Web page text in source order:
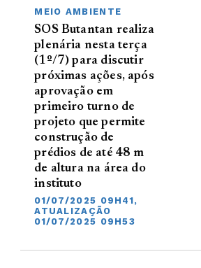
MEIO AMBIENTE
SOS Butantan realiza
plenária nesta terça
(1º/7) para discutir
próximas ações, após
aprovação em
primeiro turno de
projeto que permite
construção de
prédios de até 48 m
de altura na área do
instituto
01/07/2025 09H41,
ATUALIZAÇÃO
01/07/2025 09H53